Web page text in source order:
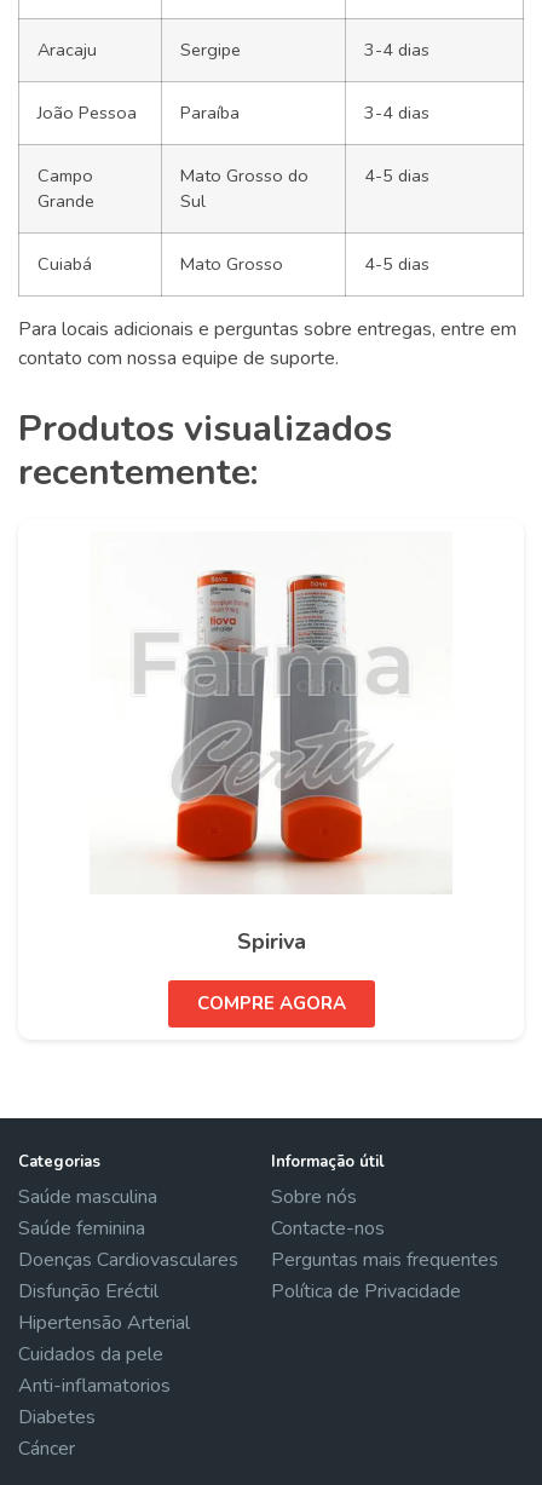
Aracaju Sergipe 3-4 dias
João Pessoa Paraíba 3-4 dias
Campo
Grande
Mato Grosso do
Sul
4-5 dias
Cuiabá Mato Grosso 4-5 dias
Para locais adicionais e perguntas sobre entregas, entre em
contato com nossa equipe de suporte.
Produtos visualizados
recentemente:
Spiriva
COMPRE AGORA
Categorias
Saúde masculina
Saúde feminina
Doenças Cardiovasculares
Disfunção Eréctil
Hipertensão Arterial
Cuidados da pele
Anti-inflamatorios
Diabetes
Cáncer
Informação útil
Sobre nós
Contacte-nos
Perguntas mais frequentes
Política de Privacidade